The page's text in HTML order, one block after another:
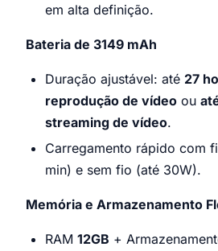
em alta definição.
Bateria de 3149 mAh
Duração ajustável: até 27
reprodução de vídeo ou
streaming de vídeo.
Carregamento rápido com
min) e sem fio (até 30W).
Memória e Armazenamento
RAM 12GB +